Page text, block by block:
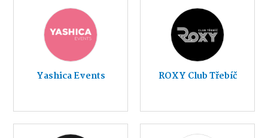
Yashica Events ROXY Club Třebíč